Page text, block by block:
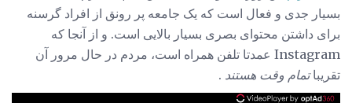
بسیار جدی و فعال است که یک جامعه پر رونق از افراد گرسنه
برای داشتن محتوای بصری بسیار بالایی است. و از آنجا که
Instagram عمدتا تلفن همراه است، مردم در حال مرور آن
تقریباتمام وقت هستند .